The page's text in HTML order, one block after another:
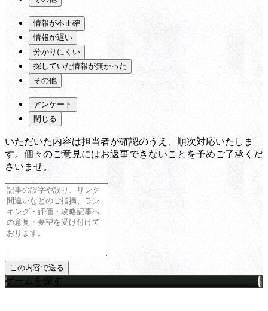
情報が不正確
情報が遅い
分かりにくい
探していた情報が無かった
その他
アンケート
閉じる
いただいた内容は担当者が確認のうえ、順次対応いたしま
す。個々のご意見にはお返事できないことを予めご了承くだ
さいませ。
ゲームを探す